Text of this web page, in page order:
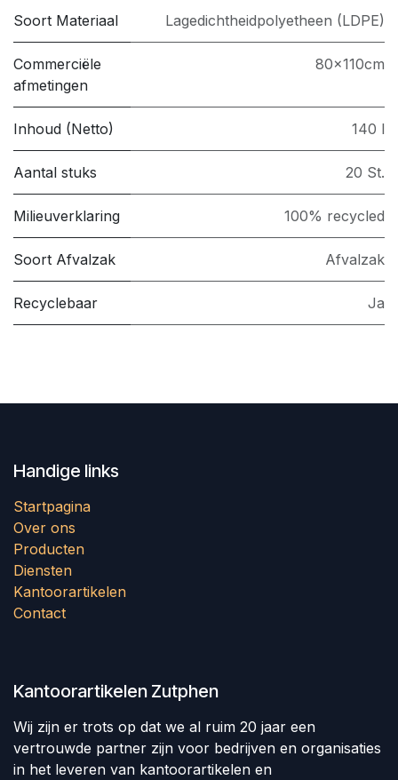
Soort Materiaal Lagedichtheidpolyetheen (LDPE)
Commerciële
afmetingen
80x110cm
Inhoud (Netto) 140 l
Aantal stuks 20 St.
Milieuverklaring 100% recycled
Soort Afvalzak Afvalzak
Recyclebaar Ja
Handige links
Startpagina
Over ons
Producten
Diensten
Kantoorartikelen
Contact
Kantoorartikelen Zutphen
Wij zijn er trots op dat we al ruim 20 jaar een
vertrouwde partner zijn voor bedrijven en organisaties
in het leveren van kantoorartikelen en